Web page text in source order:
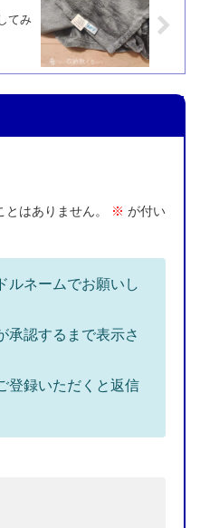
てみ
はありません。 ※ が付い
ルネームでお願いし
承認するまで表示さ
登録いただくと返信